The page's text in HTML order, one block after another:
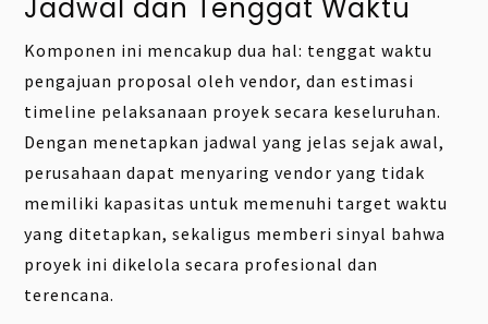
Jadwal dan Tenggat Waktu
Komponen ini mencakup dua hal: tenggat waktu
pengajuan proposal oleh vendor, dan estimasi
timeline pelaksanaan proyek secara keseluruhan.
Dengan menetapkan jadwal yang jelas sejak awal,
perusahaan dapat menyaring vendor yang tidak
memiliki kapasitas untuk memenuhi target waktu
yang ditetapkan, sekaligus memberi sinyal bahwa
proyek ini dikelola secara profesional dan
terencana.